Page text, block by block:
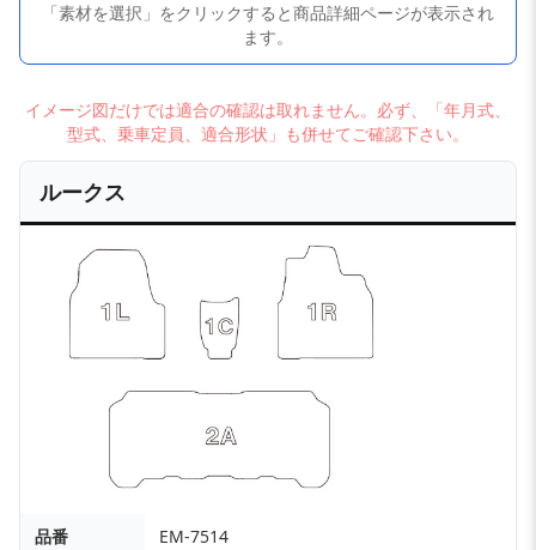
「素材を選択」をクリックすると商品詳細ページが表示され
ます。
イメージ図だけでは適合の確認は取れません。必ず、「年月式、
型式、乗車定員、適合形状」も併せてご確認下さい。
ルークス
品番
EM-7514